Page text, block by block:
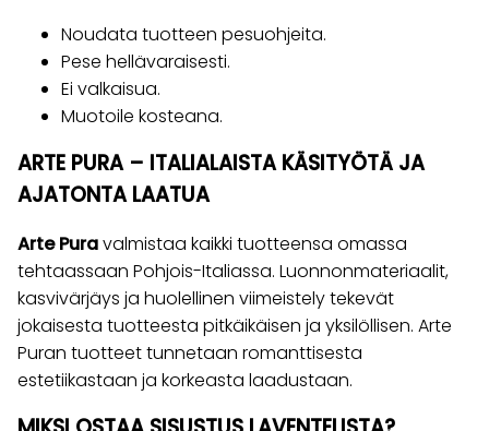
Noudata tuotteen pesuohjeita.
Pese hellävaraisesti.
Ei valkaisua.
Muotoile kosteana.
ARTE PURA – ITALIALAISTA KÄSITYÖTÄ JA
AJATONTA LAATUA
Arte Puravalmistaa kaikki tuotteensa omassa
tehtaassaan Pohjois-Italiassa. Luonnonmateriaalit,
kasvivärjäys ja huolellinen viimeistely tekevät
jokaisesta tuotteesta pitkäikäisen ja yksilöllisen. Arte
Puran tuotteet tunnetaan romanttisesta
estetiikastaan ja korkeasta laadustaan.